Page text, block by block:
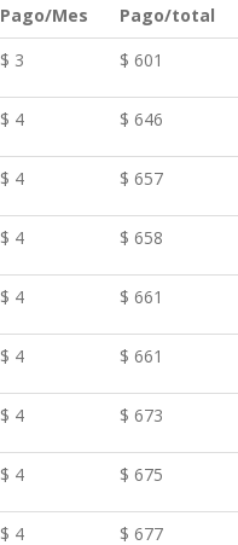
Pago/Mes
Pago/total
$ 3 $ 601
$ 4 $ 646
$ 4 $ 657
$ 4 $ 658
$ 4 $ 661
$ 4 $ 661
$ 4 $ 673
$ 4 $ 675
$ 4 $ 677